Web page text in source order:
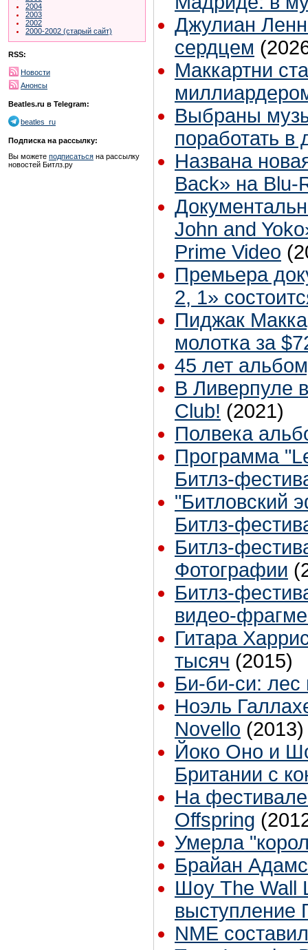
2004
2003
2002
2000-2002 (старый сайт)
RSS:
Новости
Анонсы
Beatles.ru в Telegram:
beatles_ru
Подписка на рассылку:
Вы можете подписаться на рассылку
новостей Битлз.ру
Джулиан
сердцем
Маккартни
Выбраны
поработать в
Названа
Back» на Blu-
John and
Prime Video
Премьера
2, 1»
Пиджак
молотка за
45 лет
В Ливерпуле
Club! (2021)
Полвека
Программа
Битлз-
"Битловский
Битлз-
Битлз-
Фотографии
Битлз-
видео-
Гитара
тысяч (2015)
Би-би-си:
Ноэль
Novello (2013)
Йоко Оно и
Британии с
На
Offspring
Умерла
Брайан
Шоу The Wall
выступление
NME